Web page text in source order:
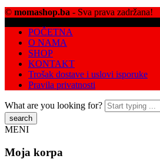
© momashop.ba - Sva prava zadržana!
POČETNA
O NAMA
SHOP
KONTAKT
Trošak dostave i uslovi isporuke
Pravila privatnosti
What are you looking for?
MENI
Moja korpa